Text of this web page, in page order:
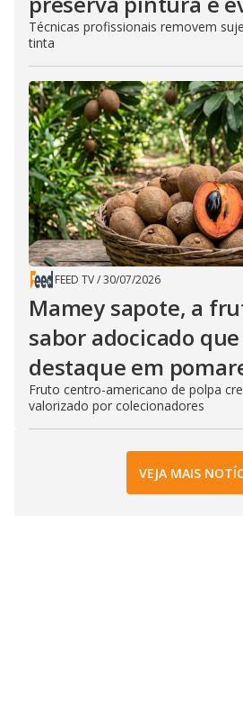
Técnicas profissionais removem
tinta
FEED TV/30/07/2026
Mamey sapote, a
sabor adocicado
destaque em
Fruto centro-americano de polpa
valorizado por colecionadores
VEJA MAIS